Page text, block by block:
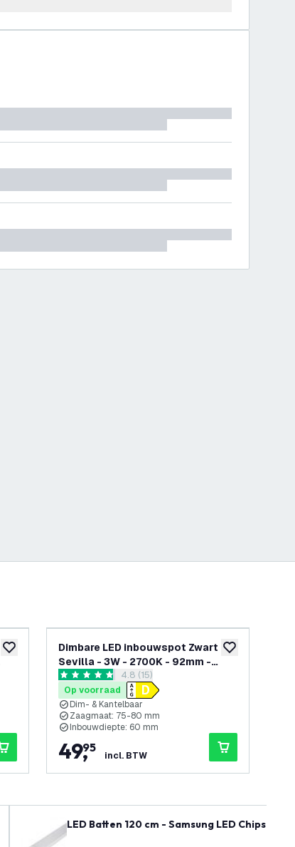
toevoegen aan verlanglijst toevoegen
Dimbare LED inbouwspot Zwart -
Sevilla - 3W - 2700K - 92mm -
Vierkant - 6 packreviews drawer openen
4.8 score sterren4.8 (15)
Op voorraad
Dim- & Kantelbaar
Zaagmaat: 75-80 mm
Inbouwdiepte: 60 mm
49,
95
incl. BTW
LED Batten 120 cm - Samsung LED Chips -